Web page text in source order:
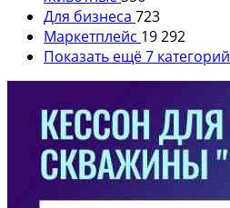
Для бизнеса 723
Маркетплейс 19 292
Показать ещё 7 категорий